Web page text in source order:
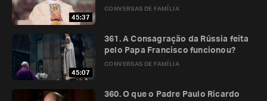
45:37
CONVERSAS DE FAMÍLIA
45:07
CONVERSAS DE FAMÍLIA
361. A Consagração da Rússia feita
pelo Papa Francisco funcionou?
360. O que o Padre Paulo Ricardo